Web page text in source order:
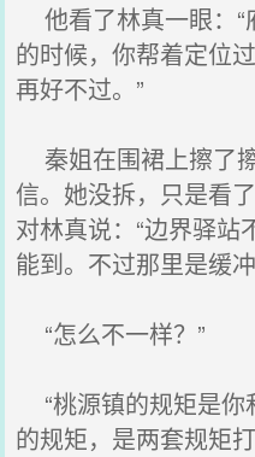
他看了林真一眼：“
的时候，你帮着定位
再好不过。”
秦姐在围裙上擦了
信。她没拆，只是看
对林真说：“边界驿
能到。不过那里是缓
“怎么不一样？”
“桃源镇的规矩是你
的规矩，是两套规矩